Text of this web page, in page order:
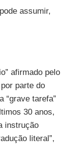
assumir,
afirmado pelo
por parte do
“grave tarefa”
30 anos,
instrução
literal”,